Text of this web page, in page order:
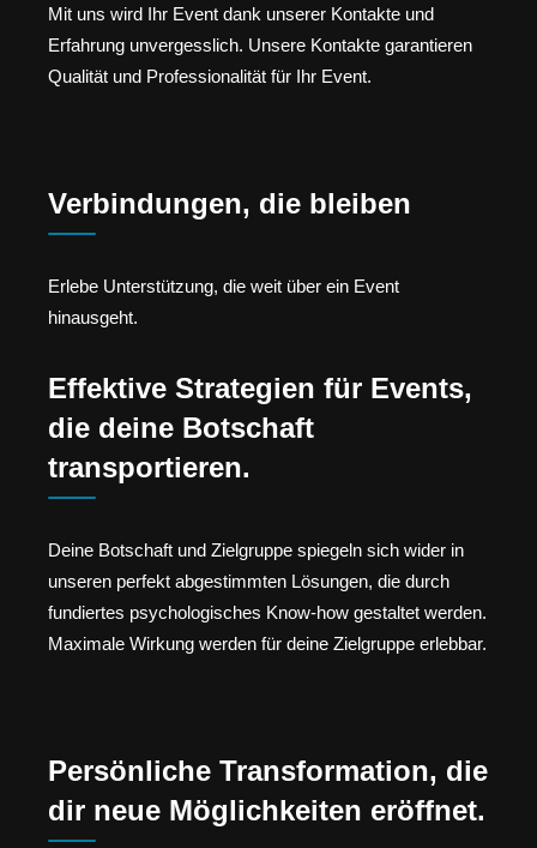
Mit uns wird Ihr Event dank unserer Kontakte und
Erfahrung unvergesslich. Unsere Kontakte garantieren
Qualität und Professionalität für Ihr Event.
Verbindungen, die bleiben
Erlebe Unterstützung, die weit über ein Event
hinausgeht.
Effektive Strategien für Events,
die deine Botschaft
transportieren.
Deine Botschaft und Zielgruppe spiegeln sich wider in
unseren perfekt abgestimmten Lösungen, die durch
fundiertes psychologisches Know-how gestaltet werden.
Maximale Wirkung werden für deine Zielgruppe erlebbar.
Persönliche Transformation, die
dir neue Möglichkeiten eröffnet.